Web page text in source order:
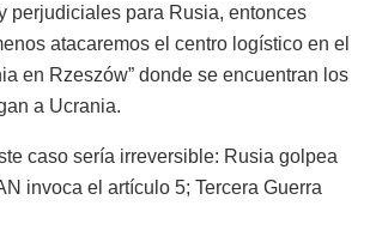
perjudiciales para Rusia, entonces
atacaremos el centro logístico en el
en Rzeszów” donde se encuentran los
a Ucrania.
caso sería irreversible: Rusia golpea
invoca el artículo 5; Tercera Guerra